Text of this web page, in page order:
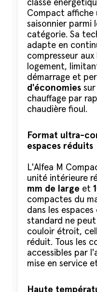
classe
Compact affiche
saisonnier parmi
catégorie. Sa
adapte en
compresseur aux
logement,
démarrage et
d'économies
chauffage par
chaudière fioul.
Format ultra-
espaces réduits
L'Alfea M
unité intérieure
mm de large et
compactes du
dans les
standard ne
couloir étroit,
réduit. Tous les
accessibles par
mise en service
Haute